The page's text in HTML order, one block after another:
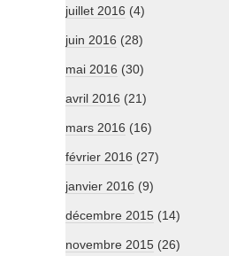
juillet 2016 (4)
juin 2016 (28)
mai 2016 (30)
avril 2016 (21)
mars 2016 (16)
février 2016 (27)
janvier 2016 (9)
décembre 2015 (14)
novembre 2015 (26)